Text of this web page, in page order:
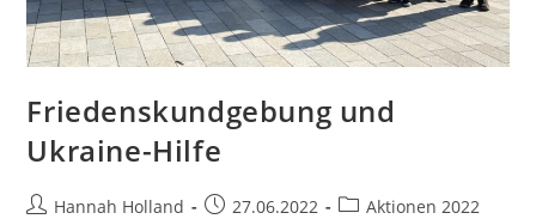
Friedenskundgebung und
Ukraine-Hilfe
Beitrags-
Hannah Holland
Beitrag27.06.2022
Beitrags-
Aktionen 2022